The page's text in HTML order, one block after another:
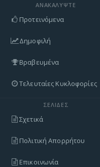
ΑΝΑΚΑΛΎΨΤΕ
Προτεινόμενα
Δημοφιλή
Βραβευμένα
Τελευταίες Κυκλοφορίες
ΣΕΛΊΔΕΣ
Σχετικά
Πολιτική Απορρήτου
Επικοινωνία